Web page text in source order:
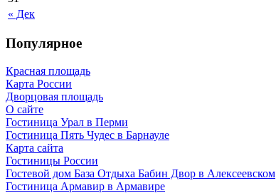
« Дек
Популярное
Красная площадь
Карта России
Дворцовая площадь
О сайте
Гостиница Урал в Перми
Гостиница Пять Чудес в Барнауле
Карта сайта
Гостиницы России
Гостевой дом База Отдыха Бабин Двор в Алексеевском
Гостиница Армавир в Армавире